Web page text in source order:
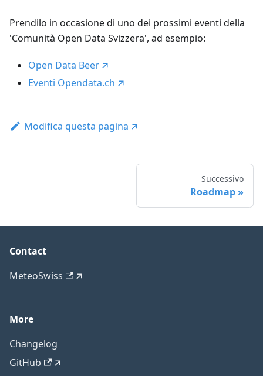
Prendilo in occasione di uno dei prossimi eventi della
'Comunità Open Data Svizzera', ad esempio:
Open Data Beer
Eventi Opendata.ch
Modifica questa pagina
Successivo
Roadmap
Contact
MeteoSwiss
More
Changelog
GitHub